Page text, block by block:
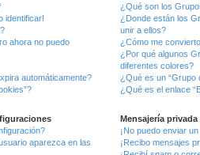
identificar!
ahora no puedo
automáticamente?
aparezca en las
¿Qué son los
¿Donde están los
unir a ellos?
¿Cómo me
¿Por qué algunos
diferentes colores?
¿Qué es un “Grupo
¿Qué es el enlace
Mensajería privada
¡No puedo enviar
¡Recibo mensajes